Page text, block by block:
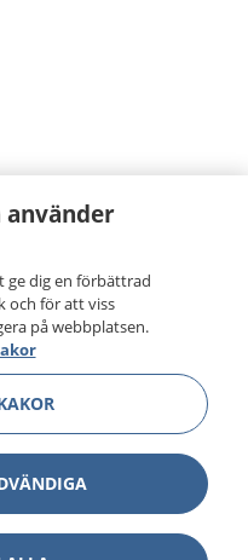
använder
ge dig en förbättrad
och för att viss
på webbplatsen.